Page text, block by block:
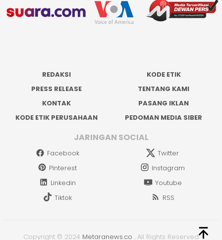
REDAKSI
KODE ETIK
PRESS RELEASE
TENTANG KAMI
KONTAK
PASANG IKLAN
KODE ETIK PERUSAHAAN
PEDOMAN MEDIA SIBER
JARINGAN SOCIAL
Facebook
Twitter
Pinterest
Instagram
Linkedin
Youtube
Tiktok
RSS
Copyright © 2024 Metaranews.co . All Rights Reserved